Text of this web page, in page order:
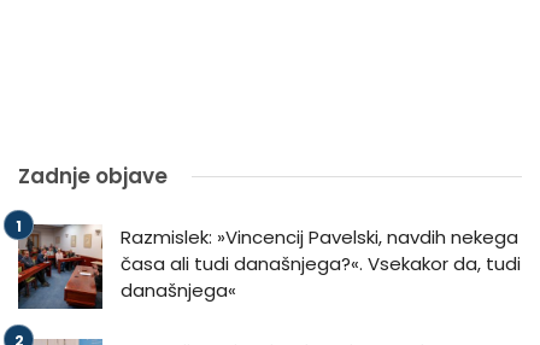
Zadnje objave
Razmislek: »Vincencij Pavelski, navdih nekega
časa ali tudi današnjega?«. Vsekakor da, tudi
današnjega«